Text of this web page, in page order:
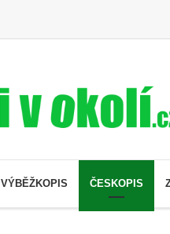
VÝBĚŽKOPIS ČESKOPIS